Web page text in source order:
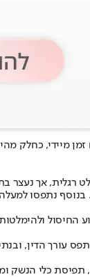
זמן מיידי, כחלק
רגלית, אך נעצר
עורך הדין,
כלי הנשק